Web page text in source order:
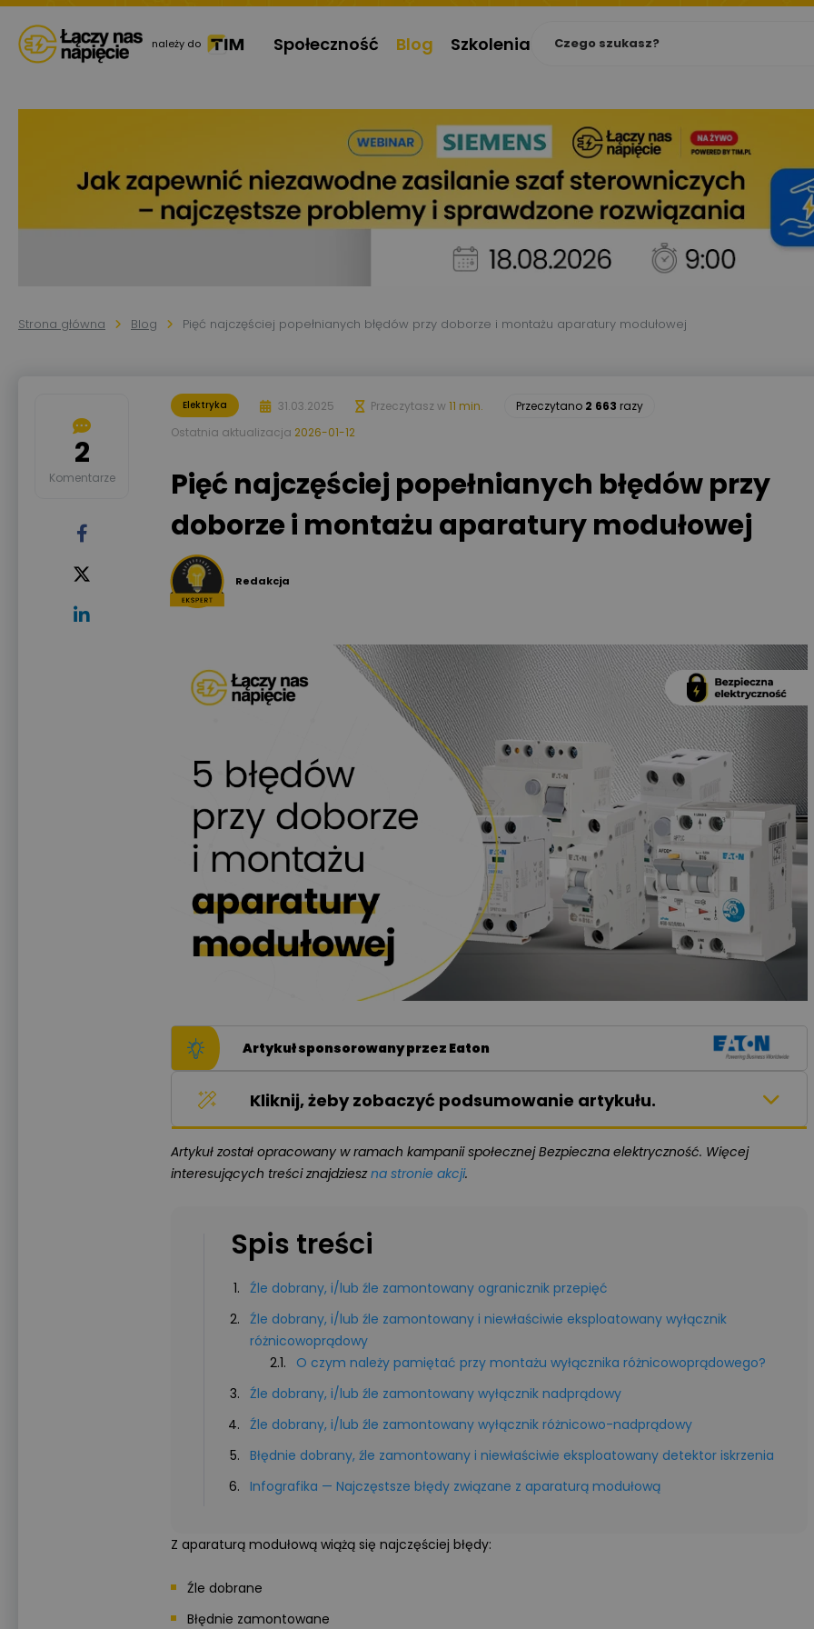
należy do Społeczność Blog Szkolenia
Strona główna Blog Pięć najczęściej popełnianych błędów przy doborze i montażu aparatury modułowej
Elektryka 31.03.2025 Przeczytasz w 11 min. Przeczytano 2 663 razy
Ostatnia aktualizacja 2026-01-12
Pięć najczęściej popełnianych błędów przy
doborze i montażu aparatury modułowej
Redakcja
Artykuł sponsorowany przez Eaton
Kliknij, żeby zobaczyć podsumowanie artykułu.
Artykuł został opracowany w ramach kampanii społecznej Bezpieczna elektryczność. Więcej
interesujących treści znajdzieszna stronie akcji.
Spis treści
Źle dobrany, i/lub źle zamontowany ogranicznik przepięć
Źle dobrany, i/lub źle zamontowany i niewłaściwie eksploatowany wyłącznik
różnicowoprądowy
O czym należy pamiętać przy montażu wyłącznika różnicowoprądowego?
Źle dobrany, i/lub źle zamontowany wyłącznik nadprądowy
Źle dobrany, i/lub źle zamontowany wyłącznik różnicowo-nadprądowy
Błędnie dobrany, źle zamontowany i niewłaściwie eksploatowany detektor iskrzenia
Infografika — Najczęstsze błędy związane z aparaturą modułową
Z aparaturą modułową wiążą się najczęściej błędy:
Źle dobrane
Błędnie zamontowane
2
Komentarze